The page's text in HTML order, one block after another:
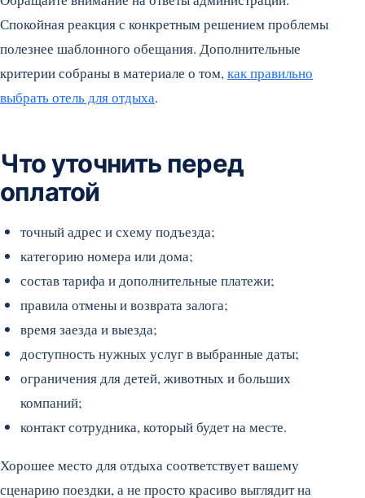
Спокойная реакция с конкретным решением проблемы
полезнее шаблонного обещания. Дополнительные
критерии собраны в материале о том,как правильно
выбрать отель для отдыха.
Что уточнить перед
оплатой
точный адрес и схему подъезда;
категорию номера или дома;
состав тарифа и дополнительные платежи;
правила отмены и возврата залога;
время заезда и выезда;
доступность нужных услуг в выбранные даты;
ограничения для детей, животных и больших
компаний;
контакт сотрудника, который будет на месте.
Хорошее место для отдыха соответствует вашему
сценарию поездки, а не просто красиво выглядит на